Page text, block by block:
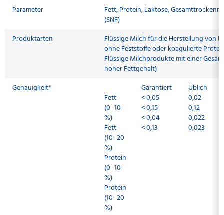
Parameter
Fett, Protein, Laktose,
(SNF)
Produktarten
Flüssige Milch für die Herstellung von
ohne Feststoffe oder koagulierte
Flüssige Milchprodukte mit einer
hoher Fettgehalt)
Genauigkeit*
Fett
(0–10
%)
Fett
(10–20
%)
Protein
(0–10
%)
Protein
(10–20
%)
Garantiert
< 0,05
< 0,15
< 0,04
< 0,13
Üblich
0,02
0,12
0,022
0,023